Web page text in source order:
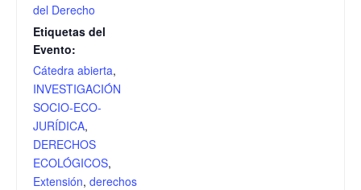
del Derecho
Etiquetas del
Evento:
Cátedra abierta,
INVESTIGACIÓN
SOCIO-ECO-
JURÍDICA,
DERECHOS
ECOLÓGICOS,
Extensión, derechos